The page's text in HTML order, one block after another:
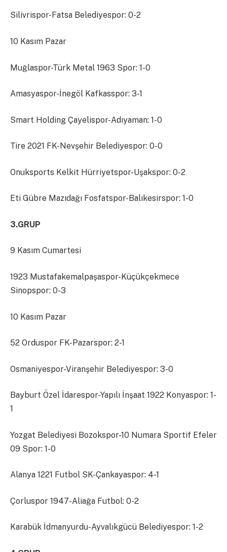
Silivrispor-Fatsa Belediyespor: 0-2
10 Kasım Pazar
Muğlaspor-Türk Metal 1963 Spor: 1-0
Amasyaspor-İnegöl Kafkasspor: 3-1
Smart Holding Çayelispor-Adıyaman: 1-0
Tire 2021 FK-Nevşehir Belediyespor: 0-0
Onuksports Kelkit Hürriyetspor-Uşakspor: 0-2
Eti Gübre Mazıdağı Fosfatspor-Balıkesirspor: 1-0
3.GRUP
9 Kasım Cumartesi
1923 Mustafakemalpaşaspor-Küçükçekmece
Sinopspor: 0-3
10 Kasım Pazar
52 Orduspor FK-Pazarspor: 2-1
Osmaniyespor-Viranşehir Belediyespor: 3-0
Bayburt Özel İdarespor-Yapılı İnşaat 1922 Konyaspor: 1-
1
Yozgat Belediyesi Bozokspor-10 Numara Sportif Efeler
09 Spor: 1-0
Alanya 1221 Futbol SK-Çankayaspor: 4-1
Çorluspor 1947-Aliağa Futbol: 0-2
Karabük İdmanyurdu-Ayvalıkgücü Belediyespor: 1-2